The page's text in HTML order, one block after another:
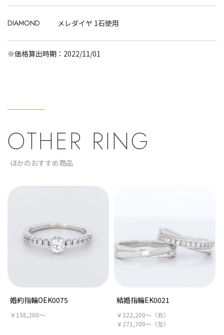
DIAMOND メレダイヤ 1石使用
※価格算出時期：2022/11/01
OTHER RING
ほかのおすすめ商品
婚約指輪OEK0075
￥156,200～
結婚指輪EK0021
￥222,200～（右）
￥271,700～（左）